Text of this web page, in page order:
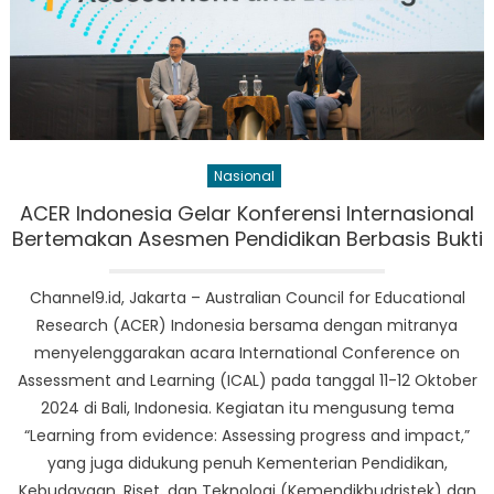
Nasional
ACER Indonesia Gelar Konferensi Internasional
Bertemakan Asesmen Pendidikan Berbasis Bukti
Channel9.id, Jakarta – Australian Council for Educational
Research (ACER) Indonesia bersama dengan mitranya
menyelenggarakan acara International Conference on
Assessment and Learning (ICAL) pada tanggal 11-12 Oktober
2024 di Bali, Indonesia. Kegiatan itu mengusung tema
“Learning from evidence: Assessing progress and impact,”
yang juga didukung penuh Kementerian Pendidikan,